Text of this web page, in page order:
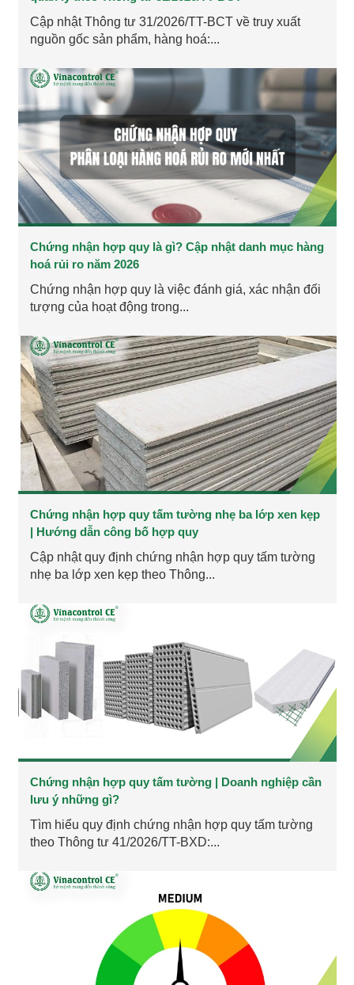
Cập nhật Thông tư 31/2026/TT-BCT về truy xuất
nguồn gốc sản phẩm, hàng hoá:...
Chứng nhận hợp quy là gì? Cập nhật danh mục hàng
hoá rủi ro năm 2026
Chứng nhận hợp quy là việc đánh giá, xác nhận đối
tượng của hoạt động trong...
Chứng nhận hợp quy tấm tường nhẹ ba lớp xen kẹp
| Hướng dẫn công bố hợp quy
Cập nhật quy định chứng nhận hợp quy tấm tường
nhẹ ba lớp xen kẹp theo Thông...
Chứng nhận hợp quy tấm tường | Doanh nghiệp cần
lưu ý những gì?
Tìm hiểu quy định chứng nhận hợp quy tấm tường
theo Thông tư 41/2026/TT-BXD:...